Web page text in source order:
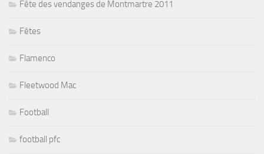
Fête des vendanges de Montmartre 2011
Fêtes
Flamenco
Fleetwood Mac
Football
football pfc